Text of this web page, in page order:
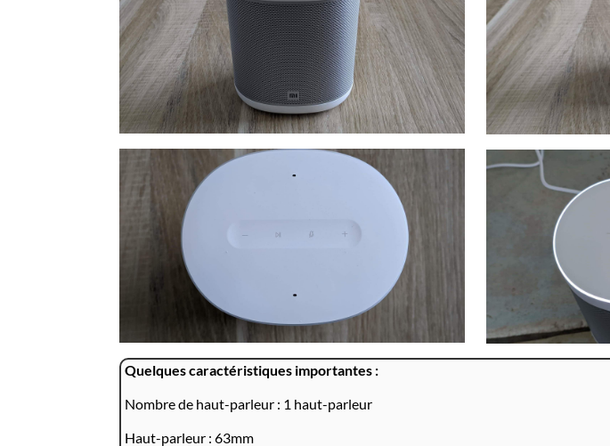
Quelques caractéristiques importantes :
Nombre de haut-parleur : 1 haut-parleur
Haut-parleur : 63mm